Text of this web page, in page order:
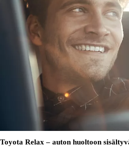
Toyota Relax – auton huoltoon